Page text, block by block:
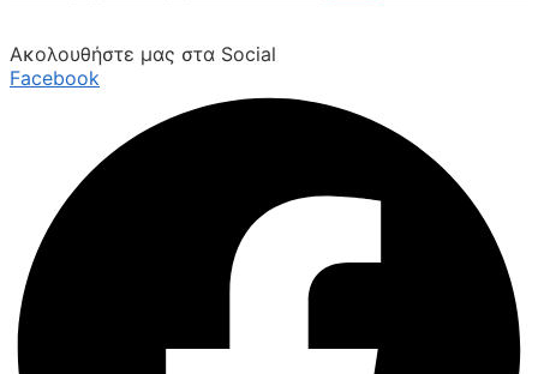
Ακολουθήστε μας στα Social
Facebook